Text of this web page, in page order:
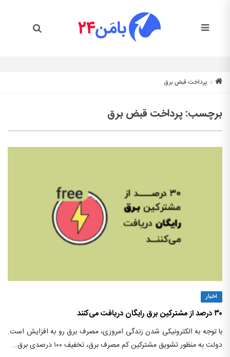
پرداخت قبض برق
برچسب:پرداخت قبض برق
اخبار
۳۰ درصد از مشترکین برق رایگان دریافت می‌کنند
با توجه به الکترونیکی شدن زندگی امروزی، مصرف برق رو به افزایش است.
دولت به منظور تشویق مشترکین کم مصرف برق، تخفیف ۱۰۰ درصدی برق…